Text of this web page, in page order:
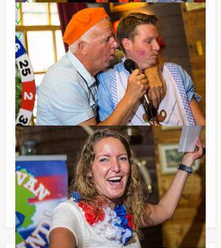
Accordeonist
Toplocatie
Fotograaf
Optioneel:
- 2 gastvrouwen als typetje
- Muziekbingo met prijsuitreiking
- Oudhollandse spellen met leuke prijsjes
- Optreden Brabantse zanger
De prijs is gebaseerd op onze vaste feestlocatie in het
centrum van de stad.
Reservering voor kleinere groepen:
Komt u niet aan het minimale aantal deelnemers voor
ditthemafeest
? Als u bereid bent voor het minimale
aantal te betalen, kunt ook gewoon voor minder
personen boeken!